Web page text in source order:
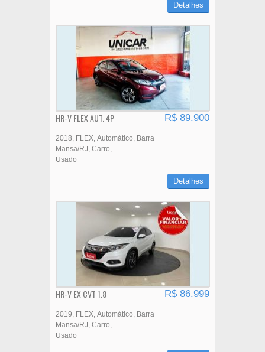
Detalhes
HR-V FLEX AUT. 4P R$ 89.900
2018 FLEX Automático
Barra
Mansa/RJ Carro
Usado
Detalhes
HR-V EX CVT 1.8 R$ 86.999
2019 FLEX Automático
Barra
Mansa/RJ Carro
Usado